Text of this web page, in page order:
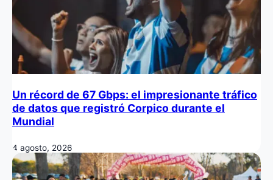
Un récord de 67 Gbps: el impresionante tráfico
de datos que registró Corpico durante el
Mundial
4 agosto, 2026